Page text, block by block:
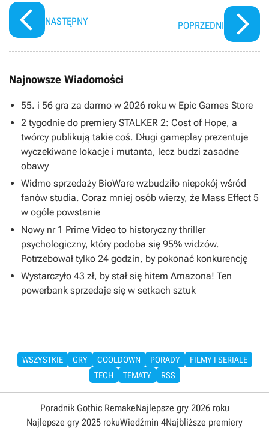
NASTĘPNY POPRZEDNI
Najnowsze Wiadomości
55. i 56 gra za darmo w 2026 roku w Epic Games Store
2 tygodnie do premiery STALKER 2: Cost of Hope, a
twórcy publikują takie coś. Długi gameplay prezentuje
wyczekiwane lokacje i mutanta, lecz budzi zasadne
obawy
Widmo sprzedaży BioWare wzbudziło niepokój wśród
fanów studia. Coraz mniej osób wierzy, że Mass Effect 5
w ogóle powstanie
Nowy nr 1 Prime Video to historyczny thriller
psychologiczny, który podoba się 95% widzów.
Potrzebował tylko 24 godzin, by pokonać konkurencję
Wystarczyło 43 zł, by stał się hitem Amazona! Ten
powerbank sprzedaje się w setkach sztuk
WSZYSTKIE GRY COOLDOWN PORADY
FILMY I SERIALE
TECH
TEMATY RSS
Poradnik Gothic RemakeNajlepsze gry 2026 roku
Najlepsze gry 2025 rokuWiedźmin 4Najbliższe premiery